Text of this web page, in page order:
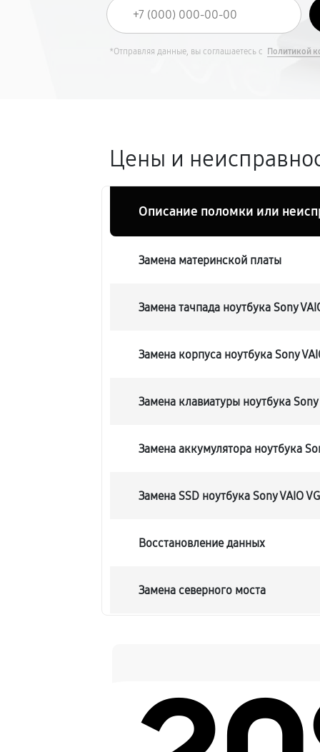
*Отправляя данные, вы соглашаетесь с Политикой
Цены и
Описание поломки или
Замена материнской платы
Замена тачпада ноутбука Sony
Замена корпуса ноутбука Sony
Замена клавиатуры ноутбука Sony
Замена аккумулятора ноутбука
Замена SSD ноутбука Sony VAIO
Восстановление данных
Замена северного моста
Замена термопасты ноутбука Sony